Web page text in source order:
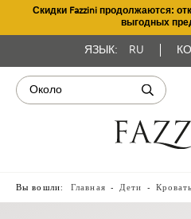
Скидки Fazzini продолжаются:
выгодных
ЯЗЫК: RU
Вы вошли: Главная Дети Кровать